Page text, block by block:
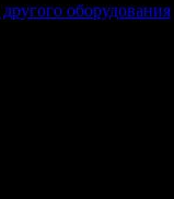
оборудования